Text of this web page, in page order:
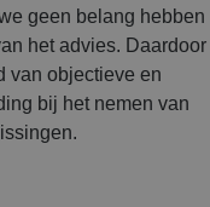
geen belang hebben
het advies. Daardoor
van objectieve en
bij het nemen van